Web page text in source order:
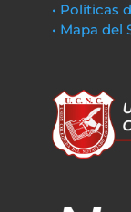
• Políticas
• Mapa del